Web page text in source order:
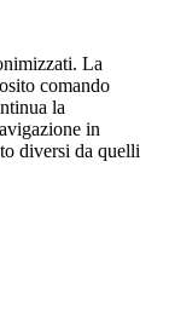
La
comando
la
in
diversi da quelli